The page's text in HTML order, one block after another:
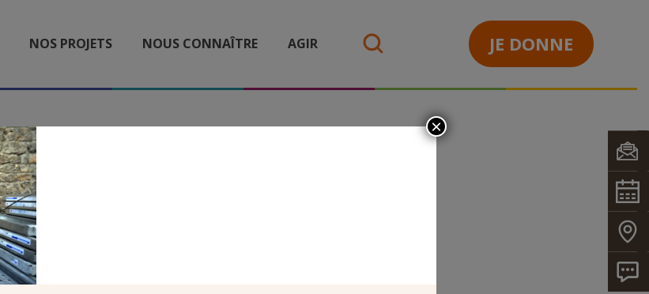
NOS PROJETS NOUS CONNAÎTRE AGIR JE DONNE
×